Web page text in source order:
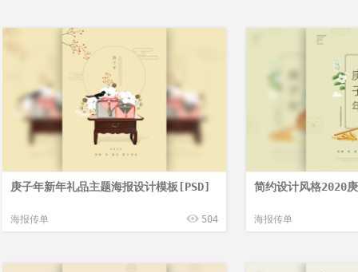
庚子年新年礼品主题海报设计模板[PSD]
海报传单 504
简约设计风格2020
海报传单